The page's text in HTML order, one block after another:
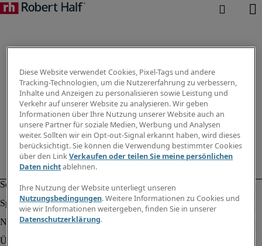
Diese Website verwendet Cookies, Pixel-Tags und andere
Tracking-Technologien, um die Nutzererfahrung zu verbessern,
Inhalte und Anzeigen zu personalisieren sowie Leistung und
Verkehr auf unserer Website zu analysieren. Wir geben
Informationen über Ihre Nutzung unserer Website auch an
unsere Partner für soziale Medien, Werbung und Analysen
weiter. Sollten wir ein Opt-out-Signal erkannt haben, wird dieses
berücksichtigt. Sie können die Verwendung bestimmter Cookies
über den LinkVerkaufen oder teilen Sie meine persönlichen
Daten nichtablehnen.
Ihre Nutzung der Website unterliegt unseren
Nutzungsbedingungen. Weitere Informationen zu Cookies und
wie wir Informationen weitergeben, finden Sie in unserer
Datenschutzerklärung.